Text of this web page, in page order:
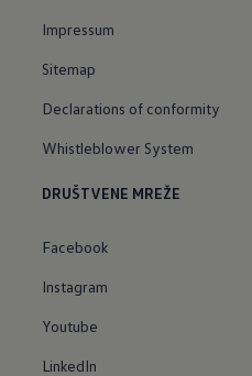
Impressum
Sitemap
Declarations of conformity
Whistleblower System
DRUŠTVENE MREŽE
Facebook
Instagram
Youtube
LinkedIn